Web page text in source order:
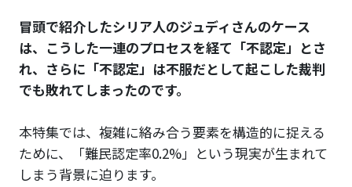
冒頭で紹介したシリア人のジュディさんのケース
は、こうした一連のプロセスを経て「不認定」とさ
れ、さらに「不認定」は不服だとして起こした裁判
でも敗れてしまったのです。
本特集では、複雑に絡み合う要素を構造的に捉える
ために、「難民認定率0.2%」という現実が生まれて
しまう背景に迫ります。